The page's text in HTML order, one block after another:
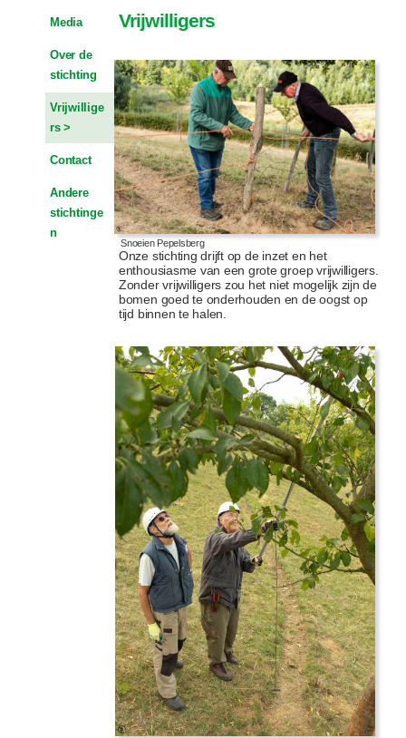
Media
Over de
stichting
Vrijwillige
rs
Contact
Andere
stichtinge
n
Vrijwilligers
Snoeien Pepelsberg
Onze stichting drijft op de inzet en het
enthousiasme van een grote groep vrijwilligers.
Zonder vrijwilligers zou het niet mogelijk zijn de
bomen goed te onderhouden en de oogst op
tijd binnen te halen.